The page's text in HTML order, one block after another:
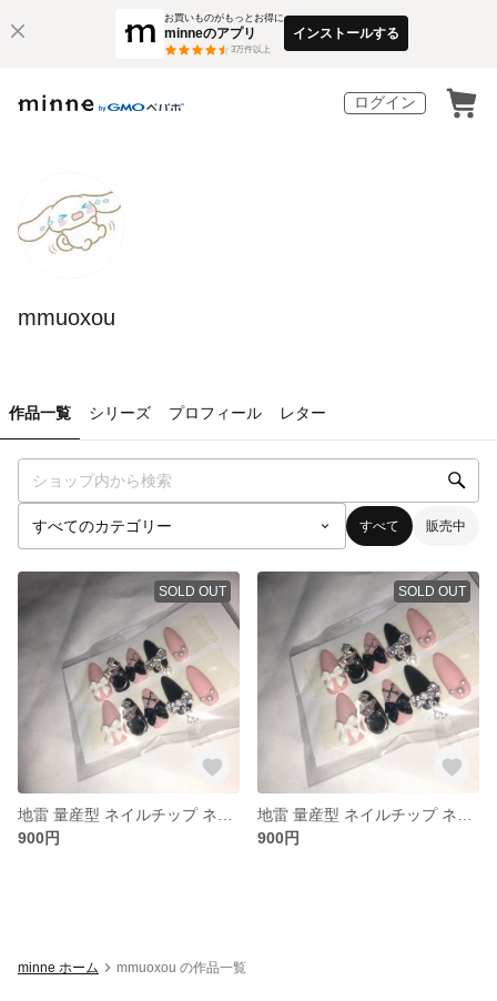
お買いものがもっとお得に
minneのアプリ
3万件以上
インストールする
ログイン
mmuoxou
作品一覧 シリーズ プロフィール レター
すべて 販売中
SOLD OUT
900円
SOLD OUT
900円
minne ホーム mmuoxou の作品一覧